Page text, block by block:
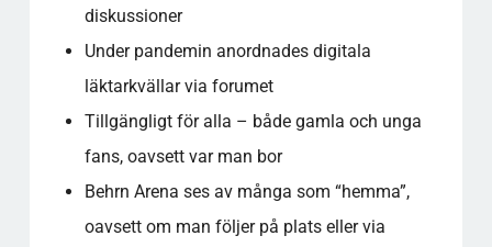
diskussioner
Under pandemin anordnades digitala
läktarkvällar via forumet
Tillgängligt för alla – både gamla och unga
fans, oavsett var man bor
Behrn Arena ses av många som “hemma”,
oavsett om man följer på plats eller via